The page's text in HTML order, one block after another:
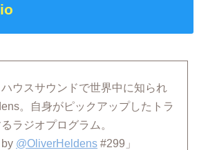
ウスサウンドで世界中に知られ
。自身がピックアップしたトラ
ラジオプログラム。
by @OliverHeldens #299」